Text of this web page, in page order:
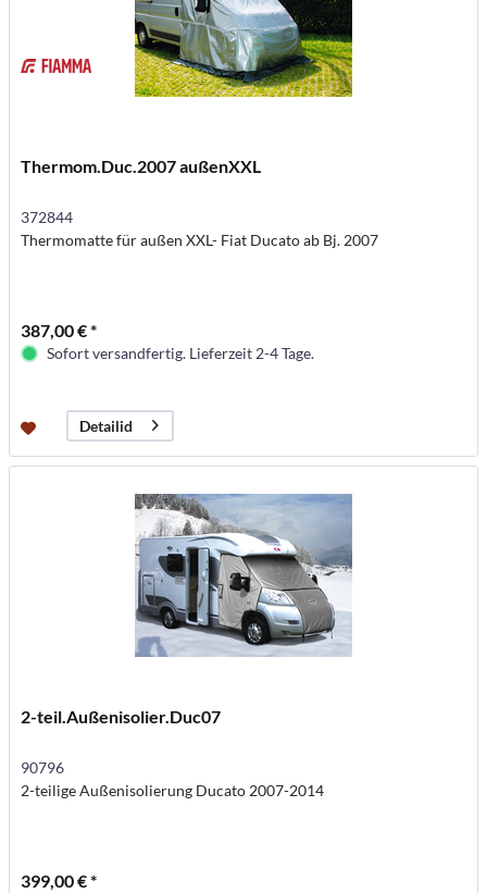
Thermom.Duc.2007 außenXXL
372844
Thermomatte für außen XXL- Fiat Ducato ab Bj. 2007
387,00 € *
Sofort versandfertig. Lieferzeit 2-4 Tage.
Detailid
2-teil.Außenisolier.Duc07
90796
2-teilige Außenisolierung Ducato 2007-2014
399,00 € *